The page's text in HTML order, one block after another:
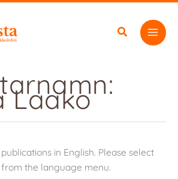
Laako
in English. Please select
the language menu.